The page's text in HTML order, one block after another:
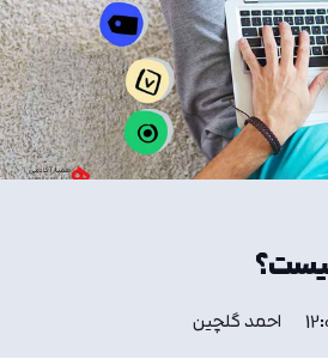
احمد گلچین